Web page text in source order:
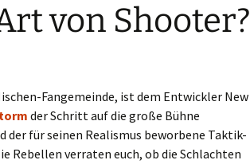
von Shooter?
Fangemeinde, ist dem Entwickler New
der Schritt auf die große Bühne
der für seinen Realismus beworbene Taktik-
Rebellen verraten euch, ob die Schlachten